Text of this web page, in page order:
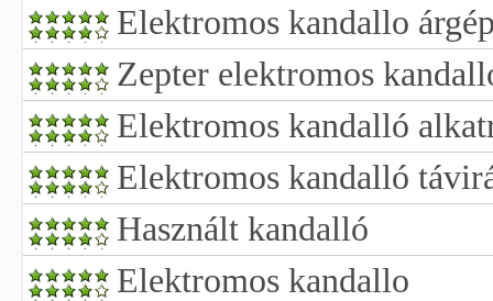
Elektromos kandallo
Zepter elektromos
Elektromos kandalló
Elektromos kandalló
Használt kandalló
Elektromos kandallo